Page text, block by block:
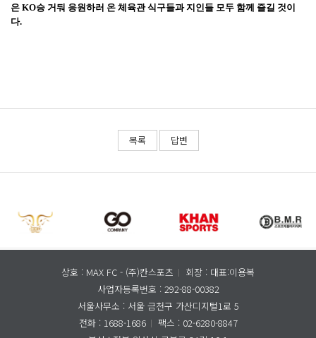
은 KO승 거둬 응원하러 온 체육관 식구들과 지인들 모두 함께 즐길 것이
다.
목록 답변
상호 : MAX FC - (주)칸스포츠
회장 : 대표:이용복
사업자등록번호 : 292-88-00382
서울사무소 : 서울 금천구 가산디지털1로 5
전화 : 1688-1686
팩스 : 02-6280-8847